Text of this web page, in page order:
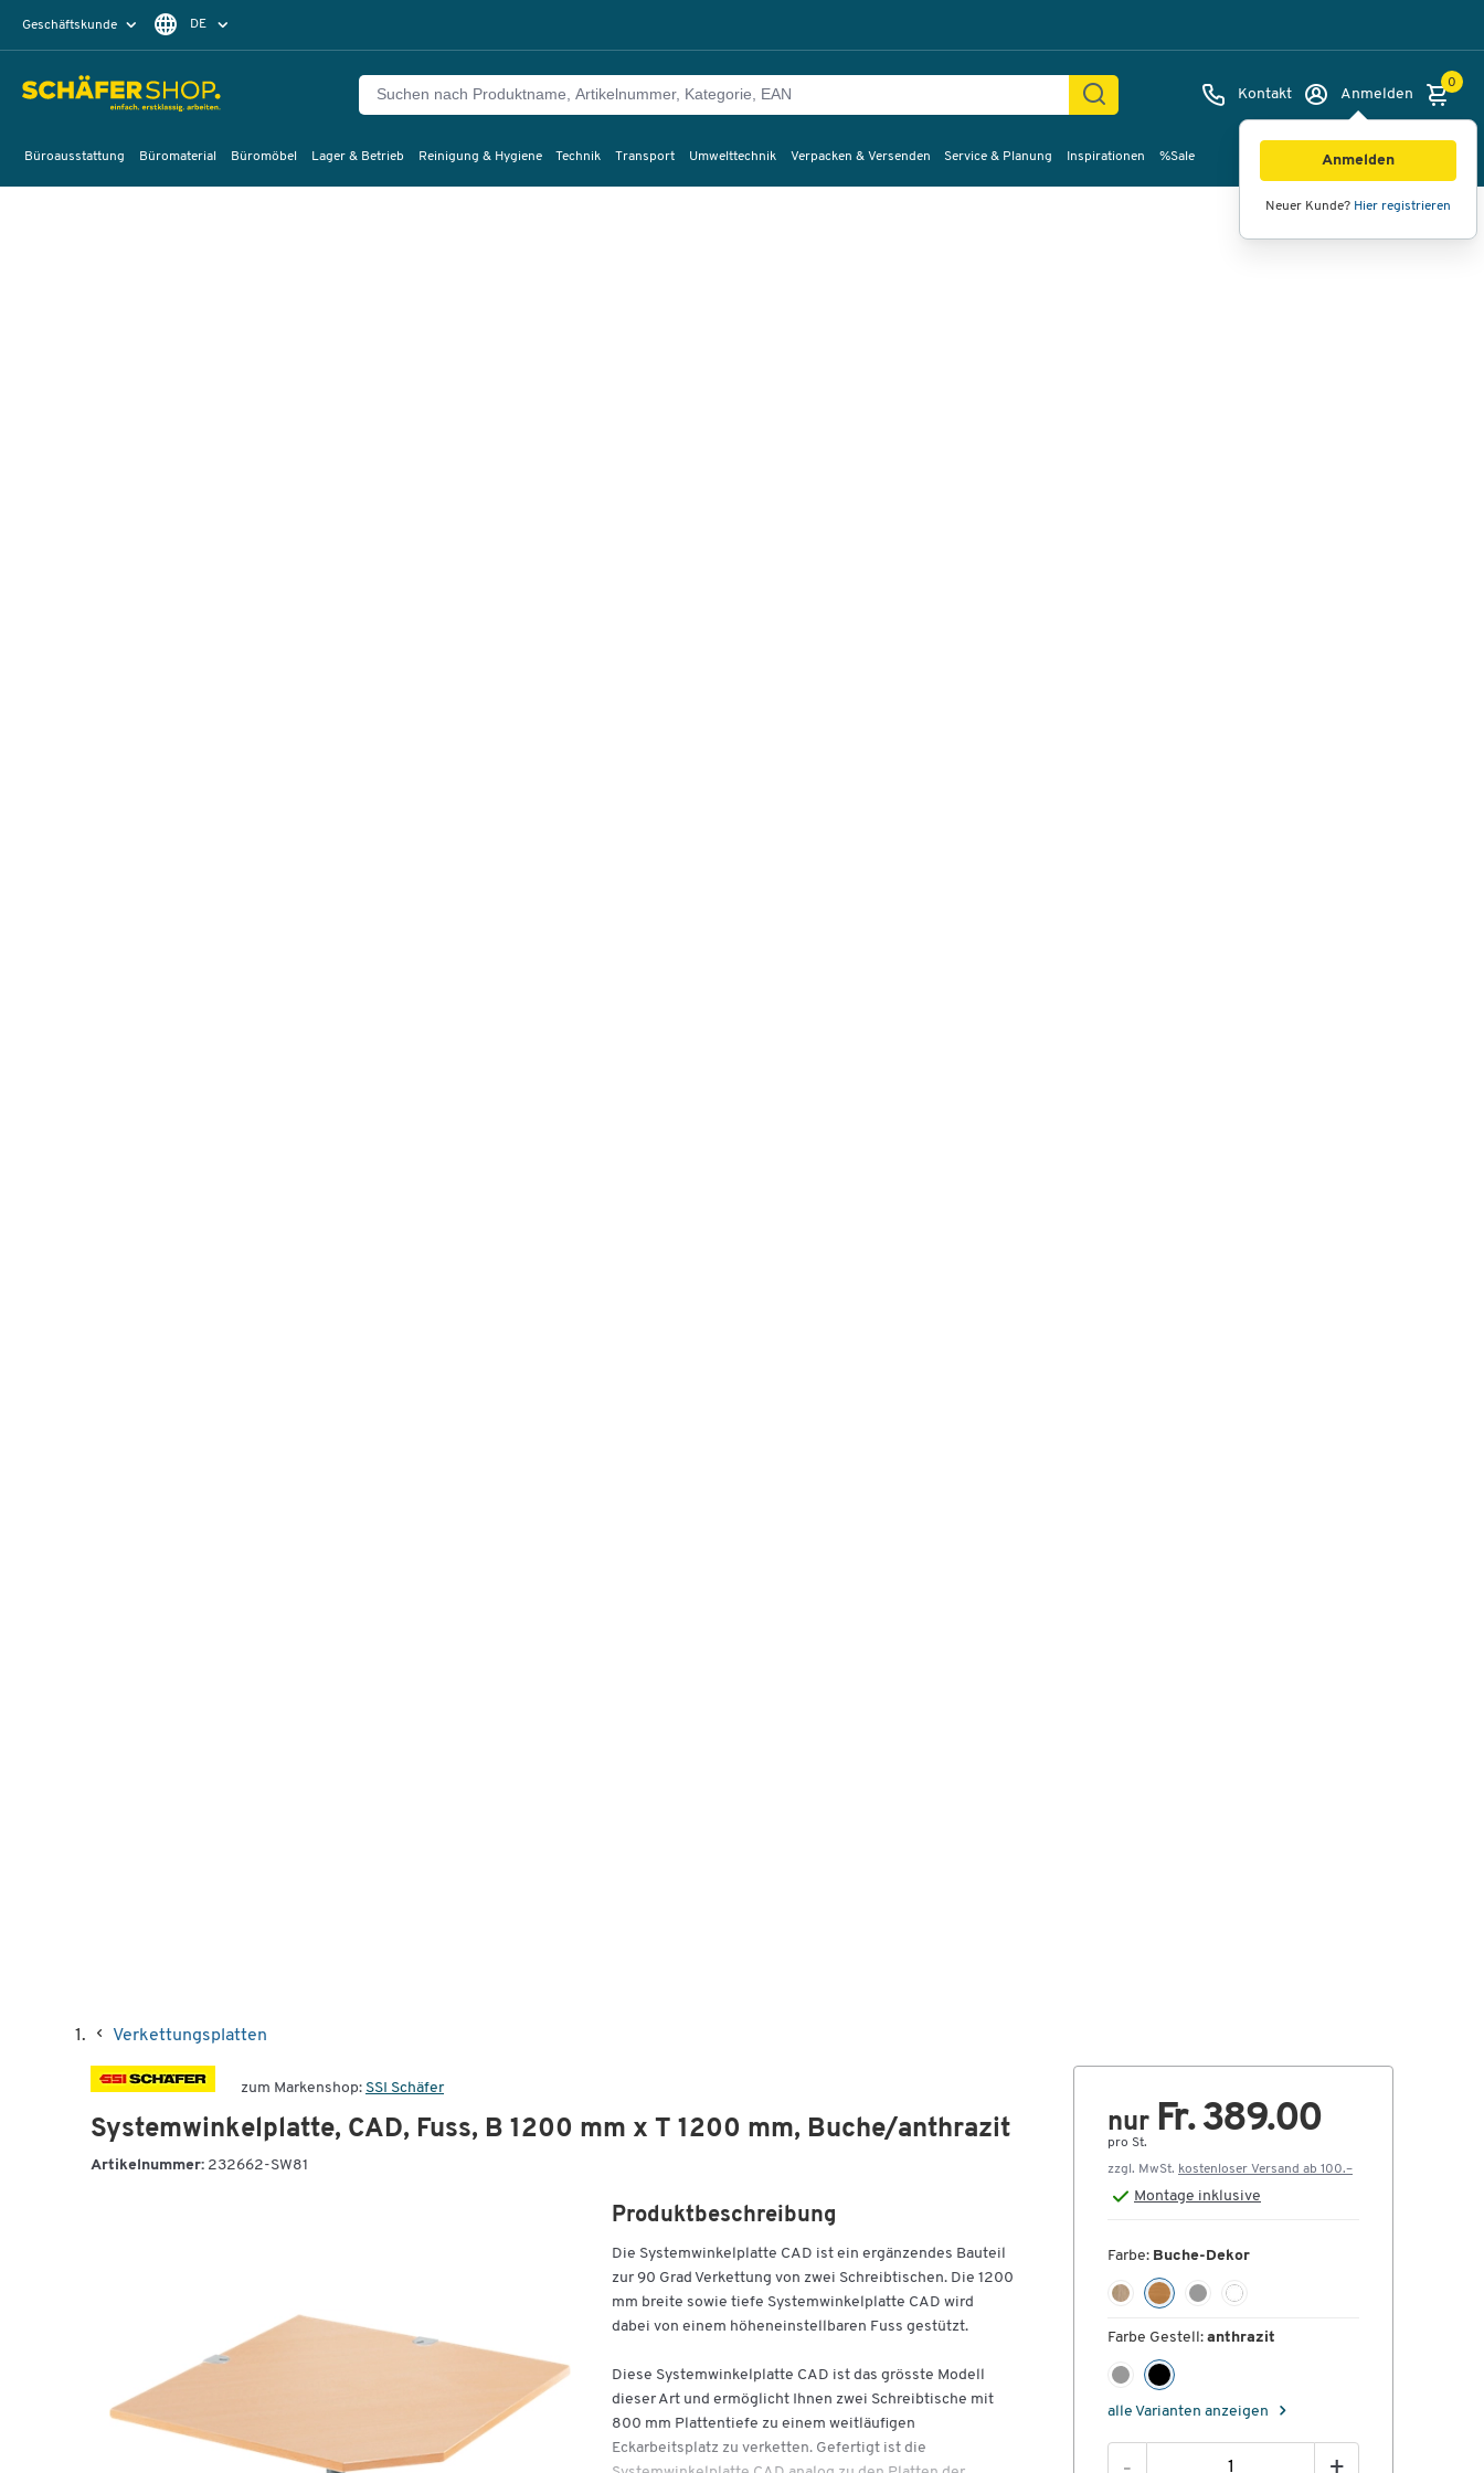
Geschäftskunde DE
EN Kontakt Anmelden
Anmelden
Neuer Kunde? Hier registrieren
0
Büroausstattung Büromaterial Büromöbel Lager & Betrieb Reinigung & Hygiene Technik Transport Umwelttechnik Verpacken & Versenden Service & Planung Inspirationen %Sale
Verkettungsplatten
zum Markenshop: SSI Schäfer
Systemwinkelplatte, CAD, Fuss, B 1200 mm x T 1200 mm, Buche/anthrazit
Artikelnummer: 232662-SW81
Produktbeschreibung
Die Systemwinkelplatte CAD ist ein ergänzendes Bauteil
zur 90 Grad Verkettung von zwei Schreibtischen. Die 1200
mm breite sowie tiefe Systemwinkelplatte CAD wird
dabei von einem höheneinstellbaren Fuss gestützt.
Diese Systemwinkelplatte CAD ist das grösste Modell
dieser Art und ermöglicht Ihnen zwei Schreibtische mit
800 mm Plattentiefe zu einem weitläufigen
Eckarbeitsplatz zu verketten. Gefertigt ist die
nur Fr. 389.00
pro St.
zzgl. MwSt. kostenloser Versand ab 100.–
Montage inklusive
Farbe: Buche-Dekor
Farbe Gestell: anthrazit
alle Varianten anzeigen
Bilder Videos 360°-Ansicht